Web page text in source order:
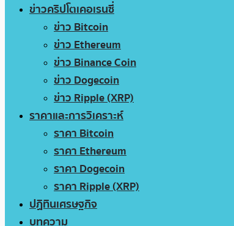
ข่าวคริปโตเคอเรนซี่
ข่าว Bitcoin
ข่าว Ethereum
ข่าว Binance Coin
ข่าว Dogecoin
ข่าว Ripple (XRP)
ราคาและการวิเคราะห์
ราคา Bitcoin
ราคา Ethereum
ราคา Dogecoin
ราคา Ripple (XRP)
ปฏิทินเศรษฐกิจ
บทความ